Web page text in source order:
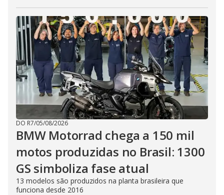
DO R7/05/08/2026
BMW Motorrad chega a 150 mil
motos produzidas no Brasil: 1300
GS simboliza fase atual
13 modelos são produzidos na planta brasileira que
funciona desde 2016